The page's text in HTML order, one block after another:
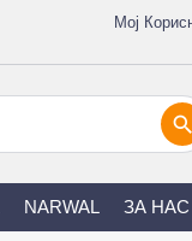
Мој
search
NARWAL ЗА НАС